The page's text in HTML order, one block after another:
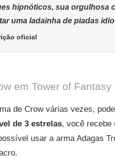
hipnóticos, sua orgulhosa
uma ladainha de piadas
oficial
em Tower of Fantasy
de Crow várias vezes,
de 3 estrelas, você recebe
usar a arma Adagas